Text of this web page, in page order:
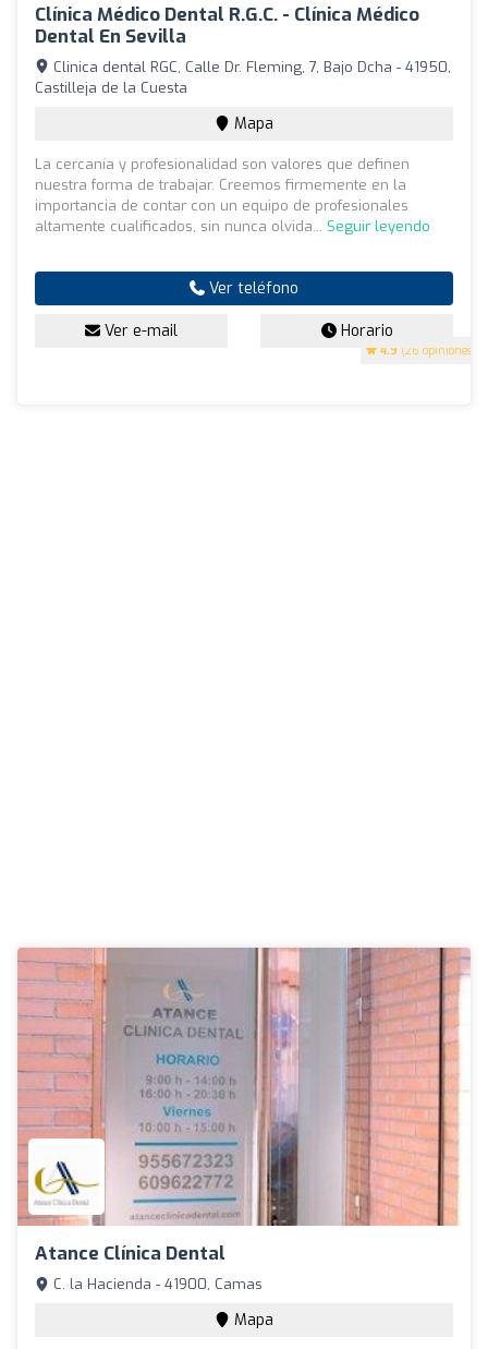
Clínica Médico Dental R.G.C. - Clínica Médico
Dental En Sevilla
4.9 (26 opiniones)
Clinica dental RGC, Calle Dr. Fleming, 7, Bajo Dcha - 41950,
Castilleja de la Cuesta
Mapa
La cercanía y profesionalidad son valores que definen
nuestra forma de trabajar. Creemos firmemente en la
importancia de contar con un equipo de profesionales
altamente cualificados, sin nunca olvida... Seguir leyendo
Ver teléfono
Ver e-mail Horario
Atance Clínica Dental
C. la Hacienda - 41900, Camas
Mapa